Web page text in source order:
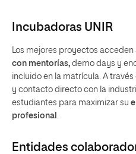
Incubadoras UNIR
Los mejores proyectos acceden
con mentorías, demo days y
incluido en la matrícula. A
y contacto directo con la
estudiantes para maximizar su
profesional .
Entidades